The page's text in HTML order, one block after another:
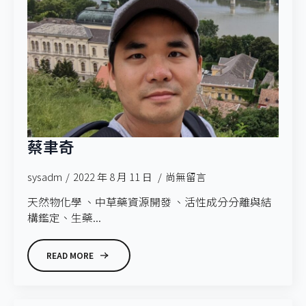
蔡聿奇
sysadm 2022 年 8 月 11 日 尚無留言
天然物化學 、中草藥資源開發 、活性成分分離與結
構鑑定、生藥...
READ MORE